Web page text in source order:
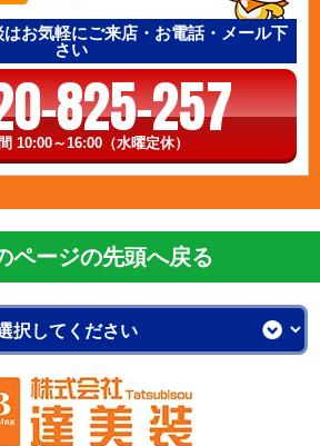
お気軽にご来店・お電話・メール下
さい
825-257
10:00～16:00（水曜定休）
ページの先頭へ戻る